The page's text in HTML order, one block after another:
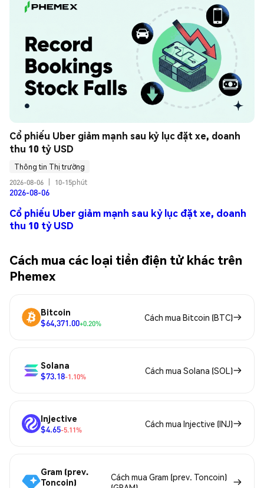
Cổ phiếu Uber giảm mạnh sau kỷ lục đặt xe, doanh
thu 10 tỷ USD
Thông tin Thị trường
2026-08-06
10-15phút
2026-08-06
Cổ phiếu Uber giảm mạnh sau kỷ lục đặt xe, doanh
thu 10 tỷ USD
Cách mua các loại tiền điện tử khác trên
Phemex
Bitcoin
$64,371.00+0.20%
Cách mua Bitcoin (BTC)
Solana
$73.18-1.10%
Cách mua Solana (SOL)
Injective
$4.65-5.11%
Cách mua Injective (INJ)
Gram (prev.
Toncoin)
Cách mua Gram (prev. Toncoin)